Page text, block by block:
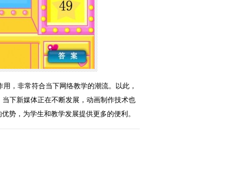
，非常符合当下网络教学的潮流。以此，
下新媒体正在不断发展，动画制作技术也
势，为学生和教学发展提供更多的便利。